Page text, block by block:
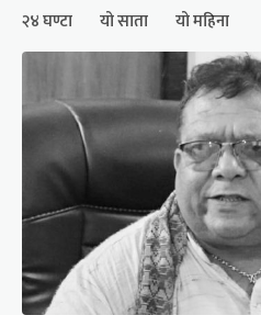
२४ घण्टा यो साता यो महिना